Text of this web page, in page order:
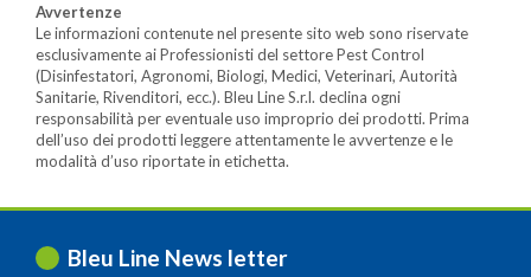
Avvertenze
Le informazioni contenute nel presente sito web sono riservate
esclusivamente ai Professionisti del settore Pest Control
(Disinfestatori, Agronomi, Biologi, Medici, Veterinari, Autorità
Sanitarie, Rivenditori, ecc.). Bleu Line S.r.l. declina ogni
responsabilità per eventuale uso improprio dei prodotti. Prima
dell’uso dei prodotti leggere attentamente le avvertenze e le
modalità d’uso riportate in etichetta.
Bleu Line News letter